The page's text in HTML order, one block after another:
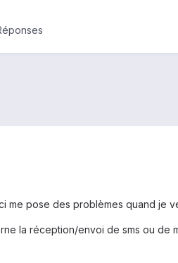
me pose des problèmes quand je
la réception/envoi de sms ou de